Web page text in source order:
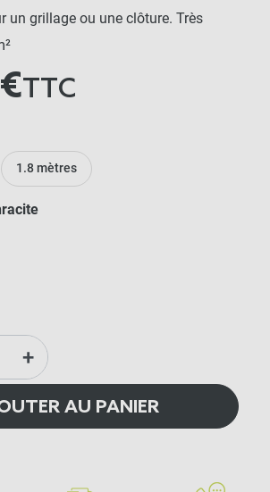
un grillage ou une clôture. Très
TTC
1.8 mètres
+
AU PANIER